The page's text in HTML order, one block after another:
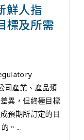
鮮人指
標及所需
司產業、產品類
異，但終極目標
預期所訂定的目
。...